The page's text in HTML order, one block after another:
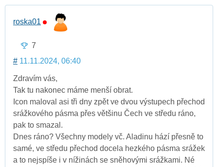
roska01
7
# 11.11.2024, 06:40
Zdravím vás,
Tak tu nakonec máme menší obrat.
Icon maloval asi tři dny zpět ve dvou výstupech přechod
srážkového pásma přes většinu Čech ve středu ráno,
pak to smazal.
Dnes ráno? Všechny modely vč. Aladinu hází přesně to
samé, ve středu přechod docela hezkého pásma srážek
a to nejspíše i v nížinách se sněhovými srážkami. Né